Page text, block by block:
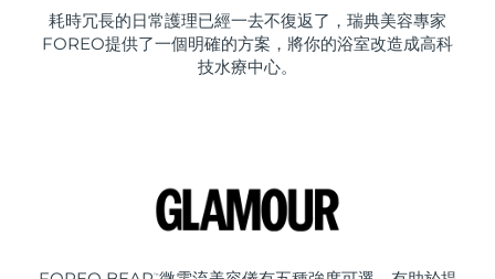
耗時冗長的日常護理已經一去不復返了，瑞典美容專家
FOREO提供了一個明確的方案，將你的浴室改造成高科
技水療中心。
™